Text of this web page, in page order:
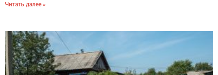
Читать далее »